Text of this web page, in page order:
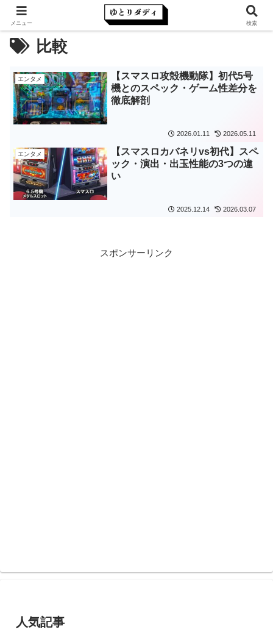
比較
エンタメ
【スマスロ攻殻機動隊】初代5号
機とのスペック・ゲーム性差分を
徹底解剖
2026.01.11 2026.05.11
エンタメ
【スマスロカバネリvs初代】スペ
ック・演出・出玉性能の3つの違
い
2025.12.14 2026.03.07
スポンサーリンク
人気記事
メニュー 検索